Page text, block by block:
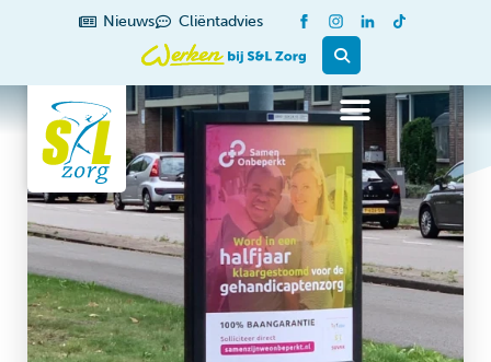
Nieuws Cliëntadvies